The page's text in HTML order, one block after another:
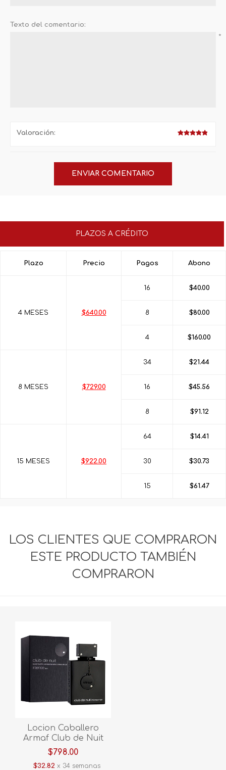
Texto del comentario:
*
Valoración:
PLAZOS A CRÉDITO
Plazo Precio Pagos Abono
4 MESES $640.00
16 $40.00
8 $80.00
4 $160.00
8 MESES $729.00
34 $21.44
16 $45.56
8 $91.12
15 MESES $922.00
64 $14.41
30 $30.73
15 $61.47
LOS CLIENTES QUE COMPRARON
ESTE PRODUCTO TAMBIÉN
COMPRARON
Locion Caballero
Armaf Club de Nuit
Intense Edt 105ml
Harmi
$798.00
$32.82 x 34 semanas